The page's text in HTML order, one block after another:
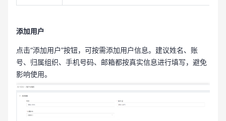
添加用户
点击“添加用户”按钮，可按需添加用户信息。建议姓名、账
号、归属组织、手机号码、邮箱都按真实信息进行填写，避免
影响使用。